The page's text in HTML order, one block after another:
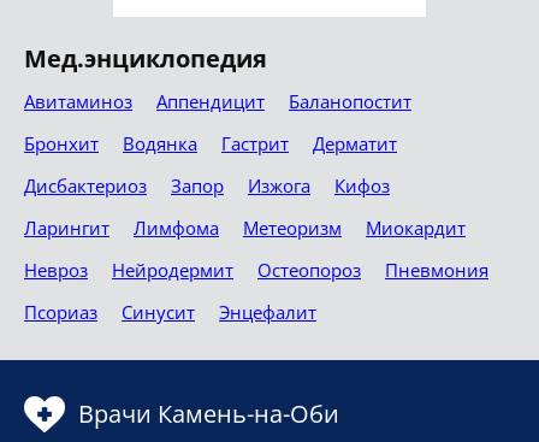
Мед.энциклопедия
Авитаминоз Аппендицит
Баланопостит
Бронхит
Водянка Гастрит
Дерматит
Дисбактериоз
Запор Изжога
Кифоз
Ларингит
Лимфома Метеоризм
Миокардит
Невроз
Нейродермит Остеопороз
Пневмония
Псориаз
Синусит Энцефалит
Врачи Камень-на-Оби